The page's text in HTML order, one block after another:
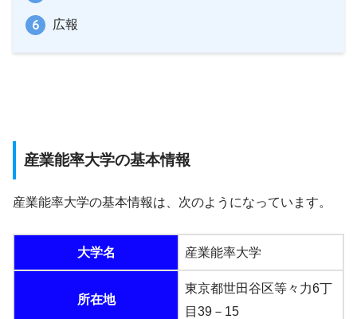
広報
産業能率大学の基本情報
産業能率大学の基本情報は、次のようになっています。
大学名 産業能率大学
所在地
東京都世田谷区等々力6丁
目39－15